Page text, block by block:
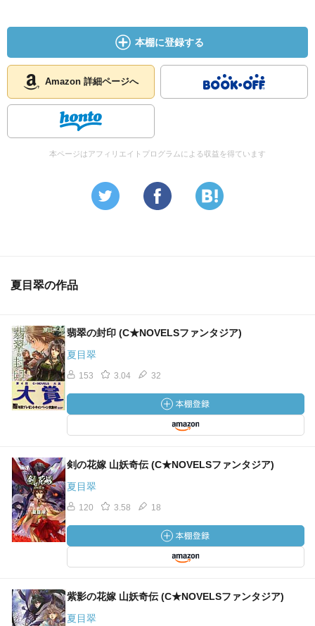
本棚に登録する
Amazon 詳細ページへ
本ページはアフィリエイトプログラムによる収益を得ています
夏目翠の作品
翡翠の封印 (C★NOVELSファンタジア)
夏目翠
153 3.04 32
剣の花嫁 山妖奇伝 (C★NOVELSファンタジア)
夏目翠
120 3.58 18
紫影の花嫁 山妖奇伝 (C★NOVELSファンタジア)
夏目翠